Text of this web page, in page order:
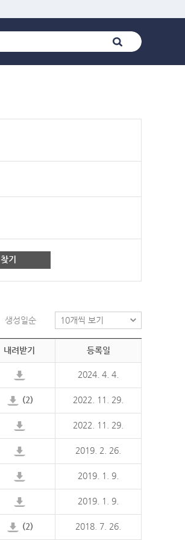
찾기
생성일순
내려받기 등록일
2024. 4. 4.
(2) 2022. 11. 29.
2022. 11. 29.
2019. 2. 26.
2019. 1. 9.
2019. 1. 9.
(2) 2018. 7. 26.